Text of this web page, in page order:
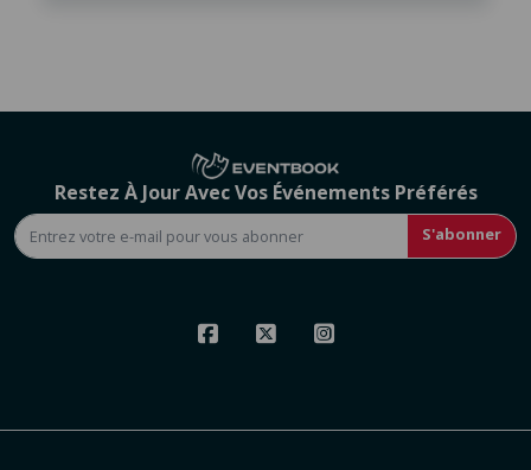
Restez À Jour Avec Vos Événements Préférés
S'abonner